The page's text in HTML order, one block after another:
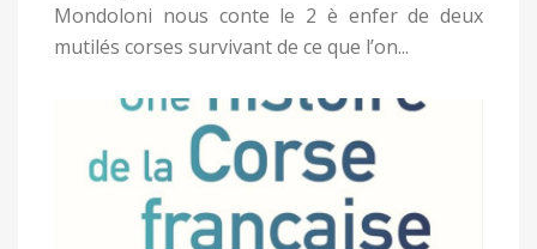
Mondoloni nous conte le 2 è enfer de deux
mutilés corses survivant de ce que l’on...